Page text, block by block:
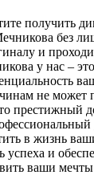
получить
без
и
у нас –
не может
престижный
в жизнь
и
ваши